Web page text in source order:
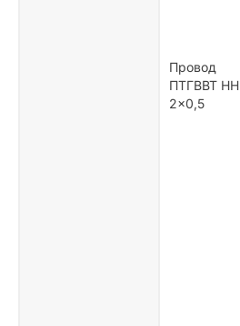
Провод
ПТГВВТ НН
2×0,5